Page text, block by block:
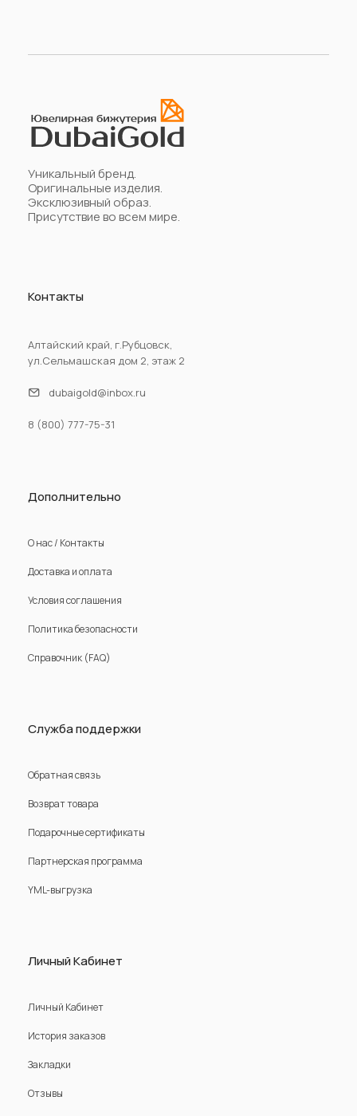
Уникальный бренд.
Оригинальные изделия.
Эксклюзивный образ.
Присутствие во всем мире.
Контакты
Алтайский край, г.Рубцовск,
ул.Сельмашская дом 2, этаж 2
dubaigold@inbox.ru
8 (800) 777-75-31
Дополнительно
О нас / Контакты
Доставка и оплата
Условия соглашения
Политика безопасности
Справочник (FAQ)
Служба поддержки
Обратная связь
Возврат товара
Подарочные сертификаты
Партнерская программа
YML-выгрузка
Личный Кабинет
Личный Кабинет
История заказов
Закладки
Отзывы